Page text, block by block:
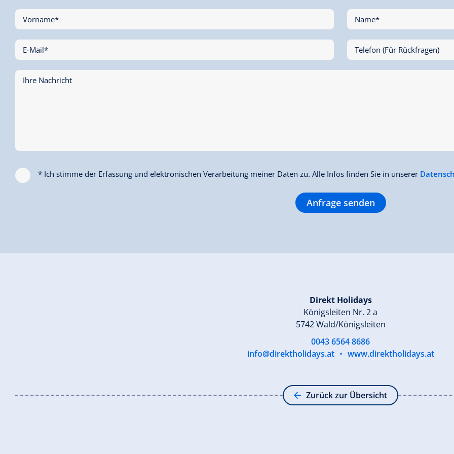
Vorname* Name*
E-Mail* Telefon (Für Rückfragen)
Ihre Nachricht
* Ich stimme der Erfassung und elektronischen Verarbeitung meiner Daten zu. Alle Infos finden Sie in unserer
Anfrage senden
Direkt Holidays
Königsleiten Nr. 2 a
5742 Wald/Königsleiten
0043 6564 8686
info@direktholidays.at • www.direktholidays.at
Zurück zur Übersicht